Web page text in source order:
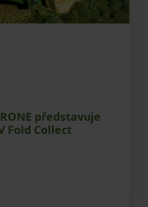
představuje
Fold Collect